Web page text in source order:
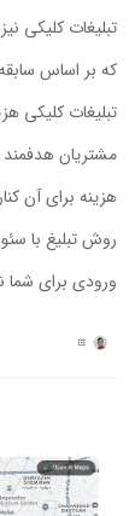
تبلیغات کلیکی
که بر اساس
تبلیغات کلیکی
مشتریان
هزینه برای آن
روش تبلیغ با
ورودی برای شما